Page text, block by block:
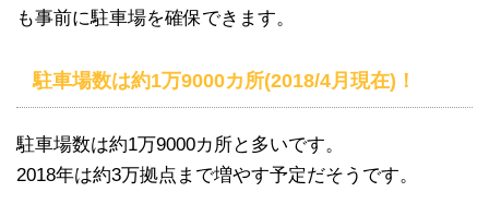
も事前に駐車場を確保できます。
駐車場数は約1万9000カ所(2018/4月現在)！
駐車場数は約1万9000カ所と多いです。
2018年は約3万拠点まで増やす予定だそうです。